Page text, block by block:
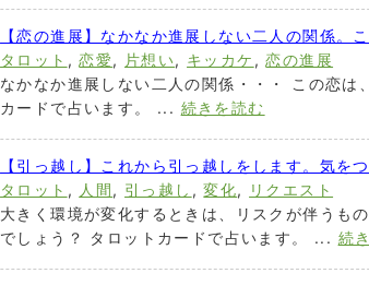
【恋の進展】なかなか進展しない二人の関係。
タロット ,恋愛, 片想い, キッカケ ,恋の進展
なかなか進展しない二人の関係・・・ この恋は
カードで占います。 ... 続きを読む
【引っ越し】これから引っ越しをします。気を
タロット , 人間, 引っ越し ,変化,
リクエスト
大きく環境が変化するときは、リスクが伴うも
でしょう？ タロットカードで占います。 ... 続